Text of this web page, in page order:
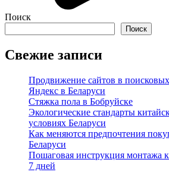
Поиск
Поиск
Свежие записи
Продвижение сайтов в
Яндекс в Беларуси
Стяжка пола в Бобруйске
Экологические стандарты
условиях Беларуси
Как меняются предпочтения
Беларуси
Пошаговая инструкция монтажа
7 дней